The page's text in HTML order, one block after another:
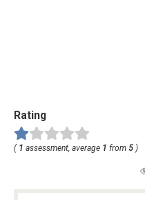
Rating
( 1 assessment, average 1 from 5 )